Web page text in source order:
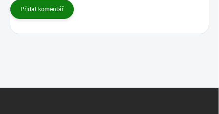
Přidat komentář